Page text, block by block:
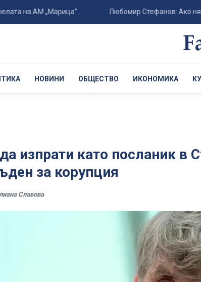
на АМ „Марица“... Любомир Стефанов: Ако някой
НОВИНИ ОБЩЕСТВО ИКОНОМИКА
изпрати като посланик в
за корупция
Славова